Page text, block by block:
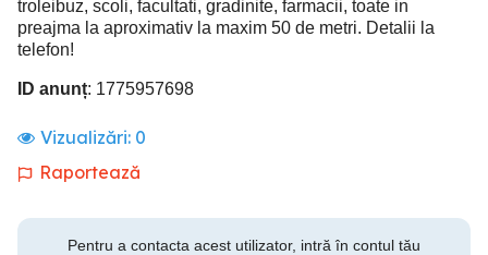
troleibuz, scoli, facultati, gradinite, farmacii, toate in
preajma la aproximativ la maxim 50 de metri. Detalii la
telefon!
ID anunț: 1775957698
Vizualizări: 0
Raportează
Pentru a contacta acest utilizator, intră în contul tău